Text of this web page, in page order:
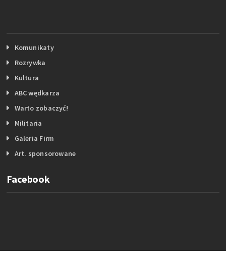
Komunikaty
Rozrywka
Kultura
ABC wędkarza
Warto zobaczyć!
Militaria
Galeria Firm
Art. sponsorowane
Facebook